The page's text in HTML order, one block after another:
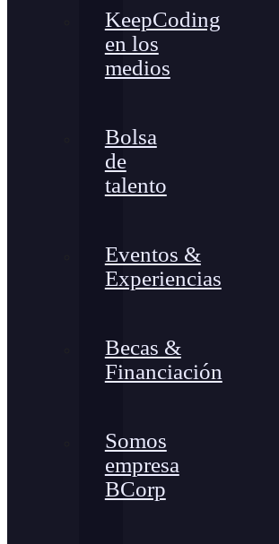
KeepCoding
en los
medios
Bolsa
de
talento
Eventos &
Experiencias
Becas &
Financiación
Somos
empresa
BCorp